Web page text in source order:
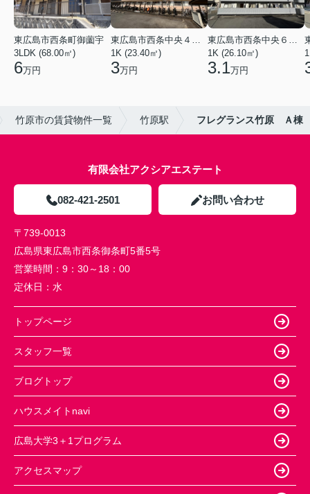
東広島市西条町御薗宇
3LDK (68.00㎡)
6万円
東広島市西条中央４丁目
1K (23.40㎡)
3万円
東広島市西条中央６丁目
1K (26.10㎡)
3.1万円
竹原市の賃貸物件一覧 竹原駅 フレグランス竹原 Ａ棟
有限会社アクシアエステート
082-421-2501 お問い合わせ
〒739-0013
広島県東広島市西条御条町5番5号
営業時間： 9：30～18：00
定休日： 水
トップページ
スタッフ一覧
ブログトップ
ハウスメイトnavi
広島大学3＋1プログラム
アクセスマップ